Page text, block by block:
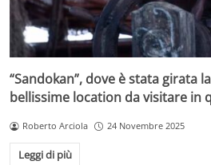
“Sandokan”, dove è stata girata
bellissime location da visitare in
Roberto Arciola 24 Novembre 2025
Leggi di più